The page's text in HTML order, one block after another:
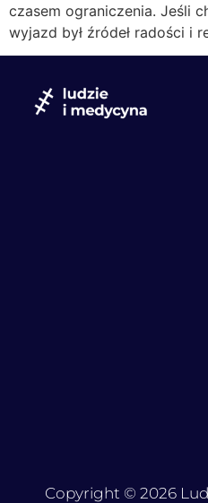
czasem ograniczenia. Jeśli
wyjazd był źródeł radości i
Copyright © 2026